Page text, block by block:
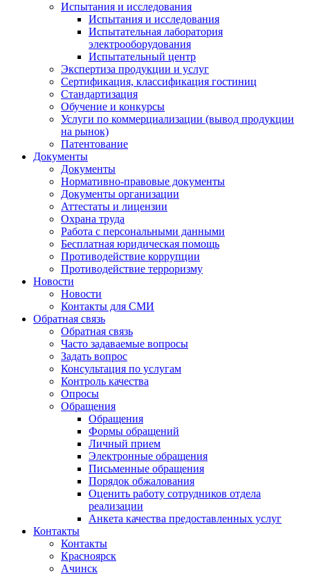
Испытания и исследования
Испытания и исследования
Испытательная лаборатория
электрооборудования
Испытательный центр
Экспертиза продукции и услуг
Сертификация, классификация гостиниц
Стандартизация
Обучение и конкурсы
Услуги по коммерциализации (вывод продукции
на рынок)
Патентование
Документы
Документы
Нормативно-правовые документы
Документы организации
Аттестаты и лицензии
Охрана труда
Работа с персональными данными
Бесплатная юридическая помощь
Противодействие коррупции
Противодействие терроризму
Новости
Новости
Контакты для СМИ
Обратная связь
Обратная связь
Часто задаваемые вопросы
Задать вопрос
Консультация по услугам
Контроль качества
Опросы
Обращения
Обращения
Формы обращений
Личный прием
Электронные обращения
Письменные обращения
Порядок обжалования
Оценить работу сотрудников отдела
реализации
Анкета качества предоставленных услуг
Контакты
Контакты
Красноярск
Ачинск